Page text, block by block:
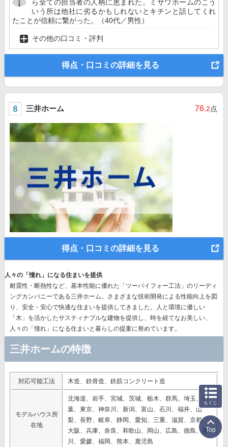
ら全ての担当者の人柄に恵まれた。ミサワホームのこう
いう所は他社に劣るかもしれないとキチンと話してくれ
たことが信頼に繋がった。（40代／男性）
その他の口コミ・評判
得点・口コミの詳細を見る
三井ホーム 76.2点
得点・口コミの詳細を見る
人々の「憧れ」になる住まいを提供
耐震性・断熱性など、基本性能に優れた 「ツーバイフォー工法」のリーディ
ングカンパニーである三井ホーム。さまざまな技術開発による性能向上を図
り、安全・安心で快適な住まいを提供してきました。人と環境に優しい
「木」を活かしたサスティナブルな建物を提供し、時を経てなお美しい、
人々の「憧れ」になる住まいと暮らしの提案に努めています。
三井ホームの特徴
対応可能工法 木造、鉄骨造、鉄筋コンクリート造
モデルハウス所
在地
北海道、岩手、宮城、茨城、栃木、群馬、埼玉、千
葉、東京、神奈川、新潟、富山、石川、福井、山
梨、長野、岐阜、静岡、愛知、三重、滋賀、京都、
大阪、兵庫、奈良、和歌山、岡山、広島、徳島、香
川、愛媛、福岡、熊本、鹿児島
もくじ
Top